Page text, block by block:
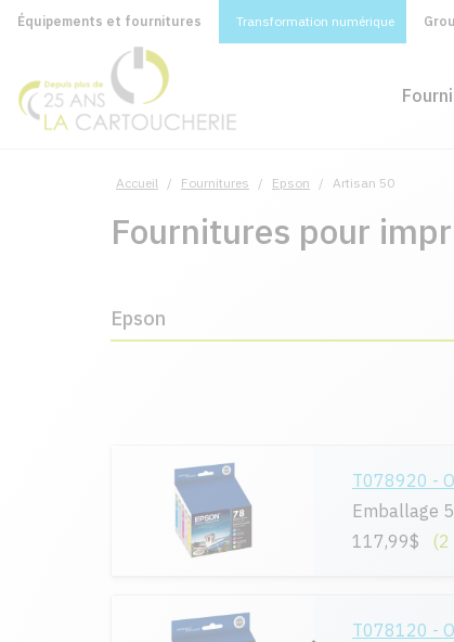
Équipements et fournitures Transformation numérique
Accueil / Fournitures / Epson / Artisan 50
Fournitures pour
Epson
T078920 -
Emballage
117,99$
(2
T078120 -